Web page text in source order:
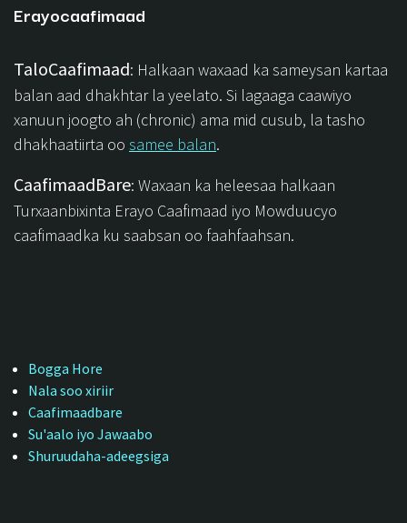
Erayocaafimaad
TaloCaafimaad: Halkaan waxaad ka sameysan kartaa
balan aad dhakhtar la yeelato. Si lagaaga caawiyo
xanuun joogto ah (chronic) ama mid cusub, la tasho
dhakhaatiirta oo samee balan.
CaafimaadBare: Waxaan ka heleesaa halkaan
Turxaanbixinta Erayo Caafimaad iyo Mowduucyo
caafimaadka ku saabsan oo faahfaahsan.
Bogga Hore
Nala soo xiriir
Caafimaadbare
Su'aalo iyo Jawaabo
Shuruudaha-adeegsiga